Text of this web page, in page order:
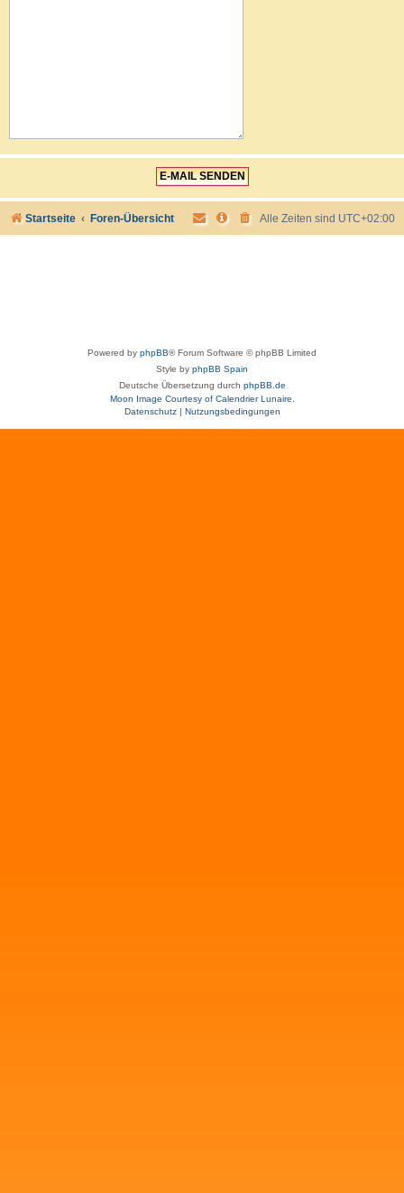
Startseite Foren-Übersicht Alle Zeiten sind UTC+02:00
Powered by phpBB® Forum Software © phpBB Limited
Style by phpBB Spain
Deutsche Übersetzung durch phpBB.de
Moon Image Courtesy of Calendrier Lunaire.
Datenschutz| Nutzungsbedingungen